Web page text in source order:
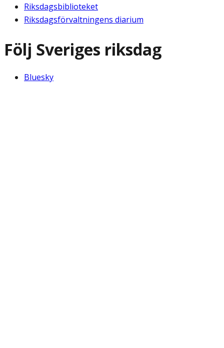
Riksdagsbiblioteket
Riksdagsförvaltningens diarium
Följ Sveriges riksdag
Bluesky